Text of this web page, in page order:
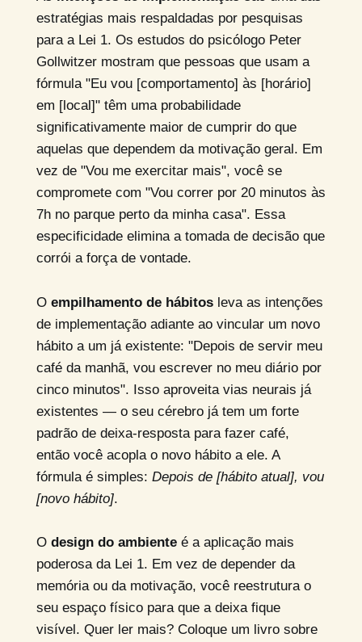
estratégias mais respaldadas por pesquisas
para a Lei 1. Os estudos do psicólogo Peter
Gollwitzer mostram que pessoas que usam a
fórmula "Eu vou [comportamento] às [horário]
em [local]" têm uma probabilidade
significativamente maior de cumprir do que
aquelas que dependem da motivação geral. Em
vez de "Vou me exercitar mais", você se
compromete com "Vou correr por 20 minutos às
7h no parque perto da minha casa". Essa
especificidade elimina a tomada de decisão que
corrói a força de vontade.
O empilhamento de hábitosleva as intenções
de implementação adiante ao vincular um novo
hábito a um já existente: "Depois de servir meu
café da manhã, vou escrever no meu diário por
cinco minutos". Isso aproveita vias neurais já
existentes — o seu cérebro já tem um forte
padrão de deixa-resposta para fazer café,
então você acopla o novo hábito a ele. A
fórmula é simples: Depois de [hábito atual], vou
[novo hábito].
O design do ambienteé a aplicação mais
poderosa da Lei 1. Em vez de depender da
memória ou da motivação, você reestrutura o
seu espaço físico para que a deixa fique
visível. Quer ler mais? Coloque um livro sobre